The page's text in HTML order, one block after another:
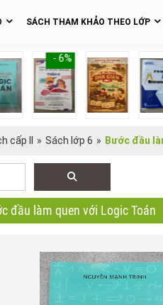
SÁCH THAM KHẢO THEO LỚP
- 6%
cấp II » Sách lớp 6 » Bước đầu
đầu làm quen với Logic Toán